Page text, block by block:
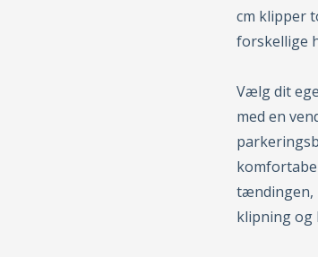
cm klipper
forskellige
Vælg dit
med en
tændingen,
klipning og